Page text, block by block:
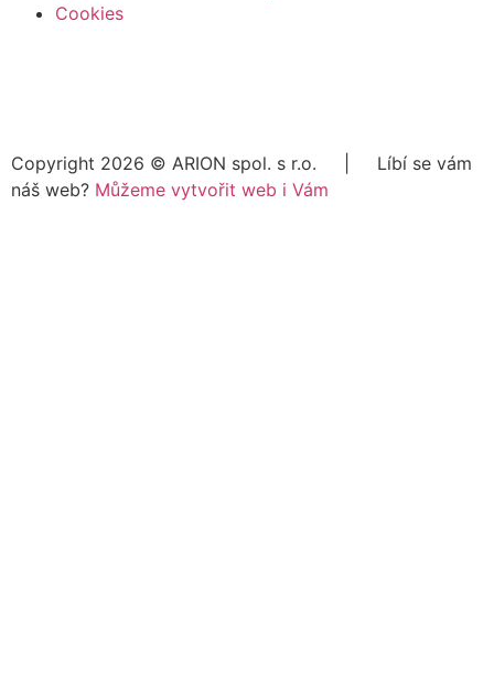
Cookies
Copyright 2026 © ARION spol. s r.o. | Líbí se vám
náš web? Můžeme vytvořit web i Vám